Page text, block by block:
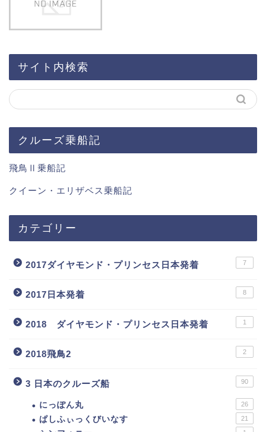
サイト内検索
クルーズ乗船記
飛鳥Ⅱ乗船記
クイーン・エリザベス乗船記
カテゴリー
2017ダイヤモンド・プリンセス日本発着 7
2017日本発着 8
2018 ダイヤモンド・プリンセス日本発着 1
2018飛鳥2 2
3 日本のクルーズ船 90
にっぽん丸 26
ぱしふぃっくびいなす 21